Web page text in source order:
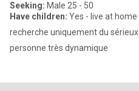
Seeking: Male 25 - 50
Have children: Yes - live at home
recherche uniquement du sérieux
personne très dynamique